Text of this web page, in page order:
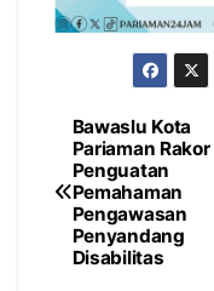
Navigasi
pos
Bawaslu Kota
Pariaman Rakor
Penguatan
Pemahaman
Pengawasan
Penyandang
Disabilitas